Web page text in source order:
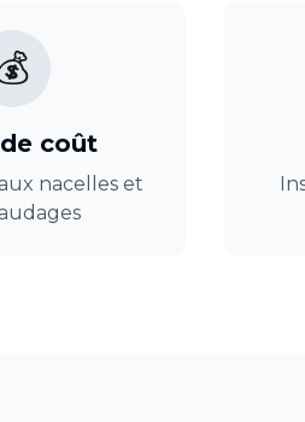
coût
nacelles et